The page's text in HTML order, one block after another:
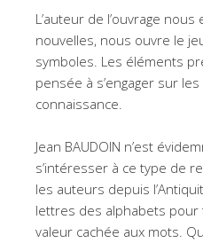
L’auteur de l’ouvrage
nouvelles, nous ouvre le
symboles. Les éléments
pensée à s’engager sur
connaissance.
Jean BAUDOIN n’est
s’intéresser à ce type de
les auteurs depuis
lettres des alphabets
valeur cachée aux mots.